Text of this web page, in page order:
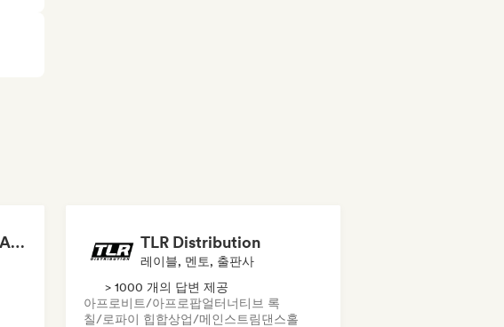
Rootz Entertainment Agency TLR Distribution
레이블, 멘토, 출판사
> 1000 개의 답변 제공
아프로비트/아프로팝얼터너티브 록
칠/로파이 힙합상업/메인스트림댄스홀